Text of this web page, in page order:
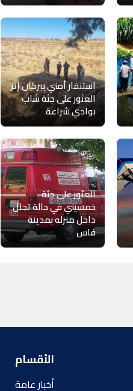
استنفار أمني ببركان إثر
العثور على جثة شاب
بوادي شراعة
العثور على جثة
خمسيني في حالة تحلل
داخل منزله بمدينة
فاس
الأقسام
أخبار عامة